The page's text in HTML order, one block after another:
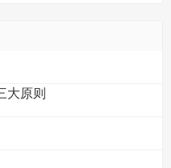
大原则